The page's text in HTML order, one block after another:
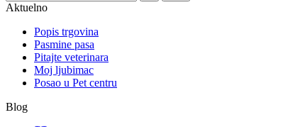
Aktuelno
Popis trgovina
Pasmine pasa
Pitajte veterinara
Moj ljubimac
Posao u Pet centru
Blog